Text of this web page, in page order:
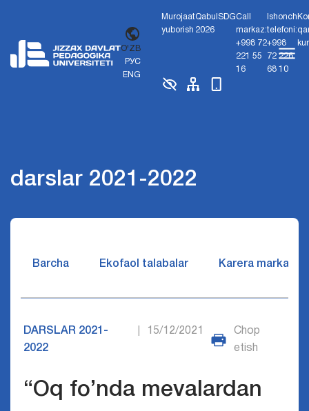
O'ZB
РУС
ENG
Murojaat
yuborish
Qabul
2026
SDGCall
markaz:
+998 72
221 55
16
Ishonch
telefoni:
+998
72 226
68 10
darslar 2021-2022
Barcha Ekofaol talabalar Karera markazi
DARSLAR 2021-
2022
15/12/2021
Chop
etish
“Oq fo’nda mevalardan